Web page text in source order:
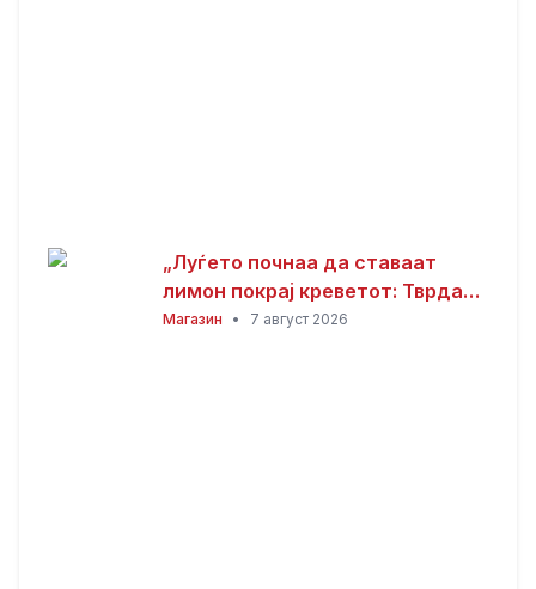
„Луѓето почнаа да ставаат
лимон покрај креветот: Тврдат
дека решава еден голем
Магазин • 7 август 2026